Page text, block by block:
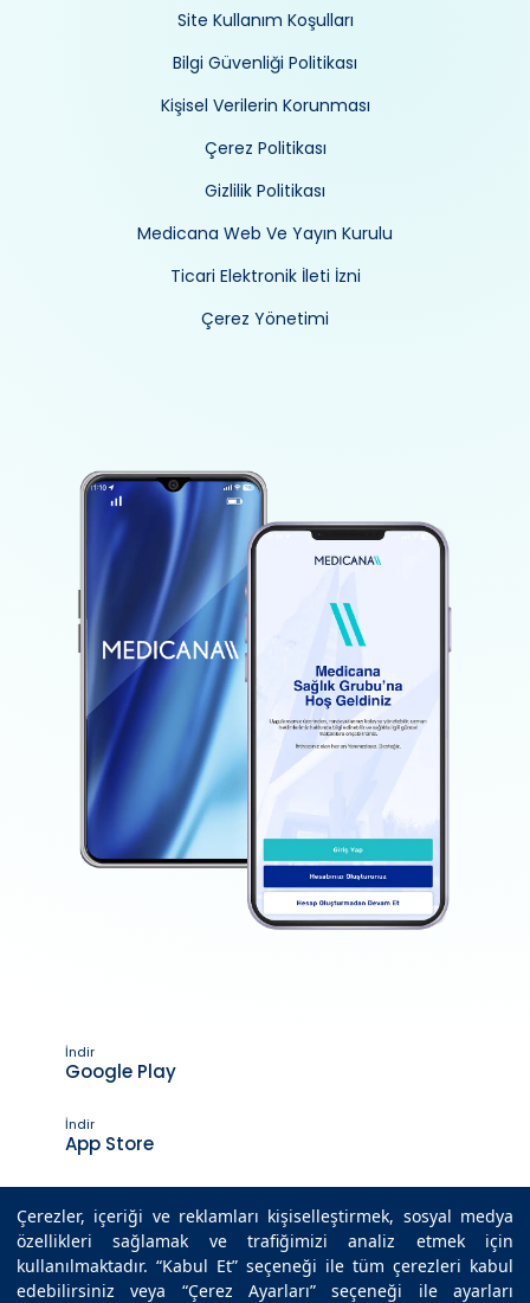
Çerezler, içeriği ve reklamları kişiselleştirmek, sosyal medya
özellikleri sağlamak ve trafiğimizi analiz etmek için
kullanılmaktadır. “Kabul Et” seçeneği ile tüm çerezleri kabul
edebilirsiniz veya “Çerez Ayarları” seçeneği ile ayarları
Site Kullanım Koşulları
Bilgi Güvenliği Politikası
Kişisel Verilerin Korunması
Çerez Politikası
Gizlilik Politikası
Medicana Web Ve Yayın Kurulu
Ticari Elektronik İleti İzni
Çerez Yönetimi
İndir
Google Play
İndir
App Store
Son Güncelleme Tarihi : 05.09.2020 02:40